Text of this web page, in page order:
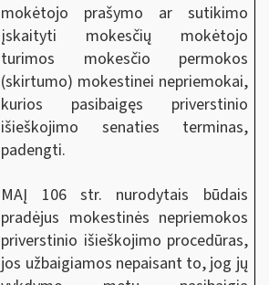
mokėtojo prašymo ar sutikimo
įskaityti mokesčių mokėtojo
turimos mokesčio permokos
(skirtumo) mokestinei nepriemokai,
kurios pasibaigęs priverstinio
išieškojimo senaties terminas,
padengti.
MAĮ 106 str. nurodytais būdais
pradėjus mokestinės nepriemokos
priverstinio išieškojimo procedūras,
jos užbaigiamos nepaisant to, jog jų